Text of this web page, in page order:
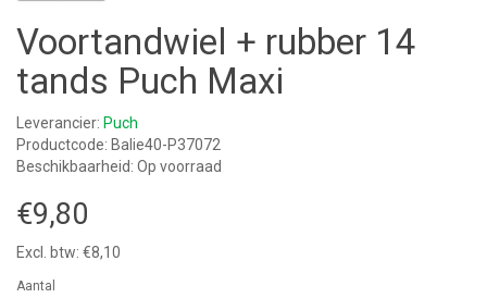
Voortandwiel + rubber 14
tands Puch Maxi
Leverancier: Puch
Productcode: Balie40-P37072
Beschikbaarheid: Op voorraad
€9,80
Excl. btw: €8,10
Aantal